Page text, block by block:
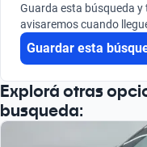
Buscá por versión
Guarda esta búsqueda y
avisaremos cuando
Guardar esta
Explorá otras
busqueda: